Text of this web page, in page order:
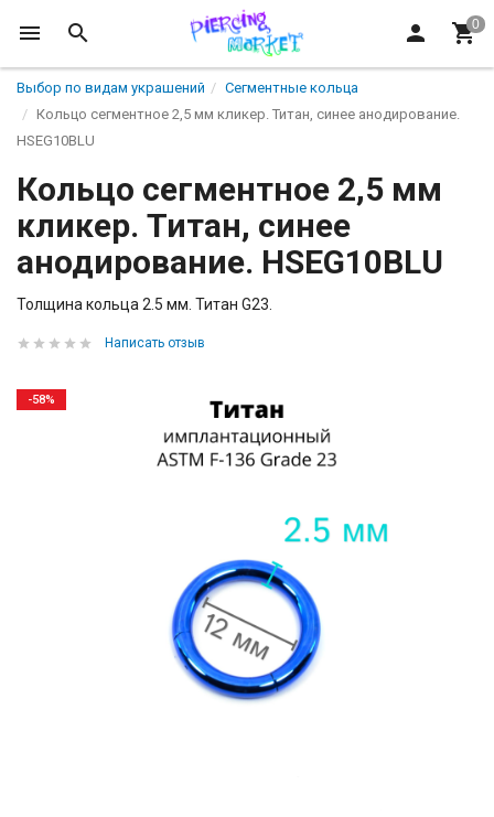
Выбор по видам украшений
Сегментные кольца
Кольцо сегментное 2,5 мм кликер. Титан, синее анодирование.
HSEG10BLU
Кольцо сегментное 2,5 мм
кликер. Титан, синее
анодирование. HSEG10BLU
Толщина кольца 2.5 мм. Титан G23.
Написать отзыв
-58%